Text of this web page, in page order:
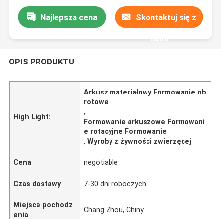
Najlepsza cena Skontaktuj się z
nami
OPIS PRODUKTU
High Light:
Arkusz materiałowy Formowanie ob
rotowe
,
Formowanie arkuszowe Formowani
e rotacyjne Formowanie
,Wyroby z żywności zwierzęcej
Cena negotiable
Czas dostawy 7-30 dni roboczych
Miejsce pochodz
enia
Chang Zhou, Chiny